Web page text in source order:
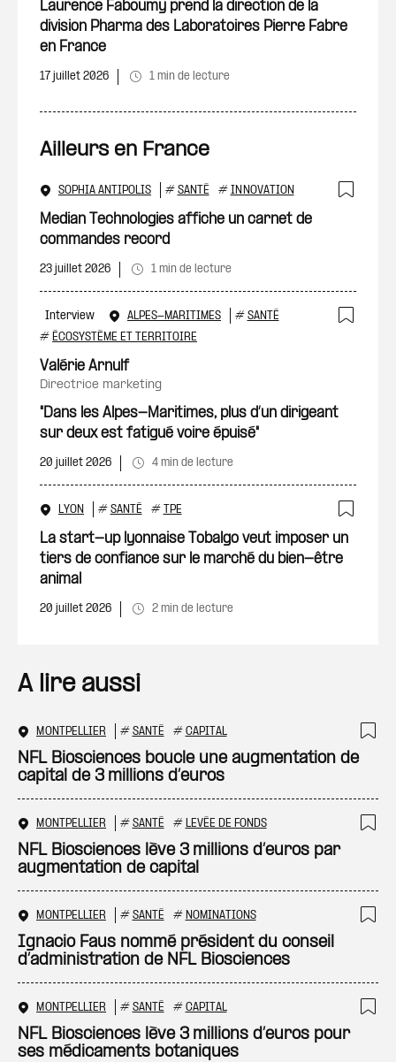
Laurence Faboumy prend la direction de la
division Pharma des Laboratoires Pierre Fabre
en France
17 juillet 2026 1 min de lecture
Ailleurs en France
SOPHIA ANTIPOLIS # SANTÉ # INNOVATION
Median Technologies affiche un carnet de
commandes record
23 juillet 2026 1 min de lecture
Interview ALPES-MARITIMES # SANTÉ
# ÉCOSYSTÈME ET TERRITOIRE
Valérie Arnulf
directrice marketing
"Dans les Alpes-Maritimes, plus d’un dirigeant
sur deux est fatigué voire épuisé"
20 juillet 2026 4 min de lecture
LYON # SANTÉ # TPE
La start-up lyonnaise Tobalgo veut imposer un
tiers de confiance sur le marché du bien-être
animal
20 juillet 2026 2 min de lecture
A lire aussi
MONTPELLIER # SANTÉ # CAPITAL
NFL Biosciences boucle une augmentation de
capital de 3 millions d’euros
MONTPELLIER # SANTÉ # LEVÉE DE FONDS
NFL Biosciences lève 3 millions d’euros par
augmentation de capital
MONTPELLIER # SANTÉ # NOMINATIONS
Ignacio Faus nommé président du conseil
d’administration de NFL Biosciences
MONTPELLIER # SANTÉ # CAPITAL
NFL Biosciences lève 3 millions d’euros pour
ses médicaments botaniques